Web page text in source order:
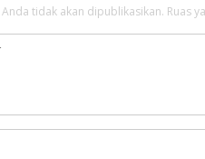
tidak akan dipublikasikan. Ruas